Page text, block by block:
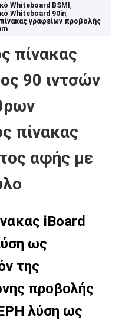
Whiteboard BSMI,
Whiteboard 90in,
γραφείων προβολής
πίνακας
90 ιντσών
πίνακας
αφής με
iBoard
ως
της
προβολής
λύση ως